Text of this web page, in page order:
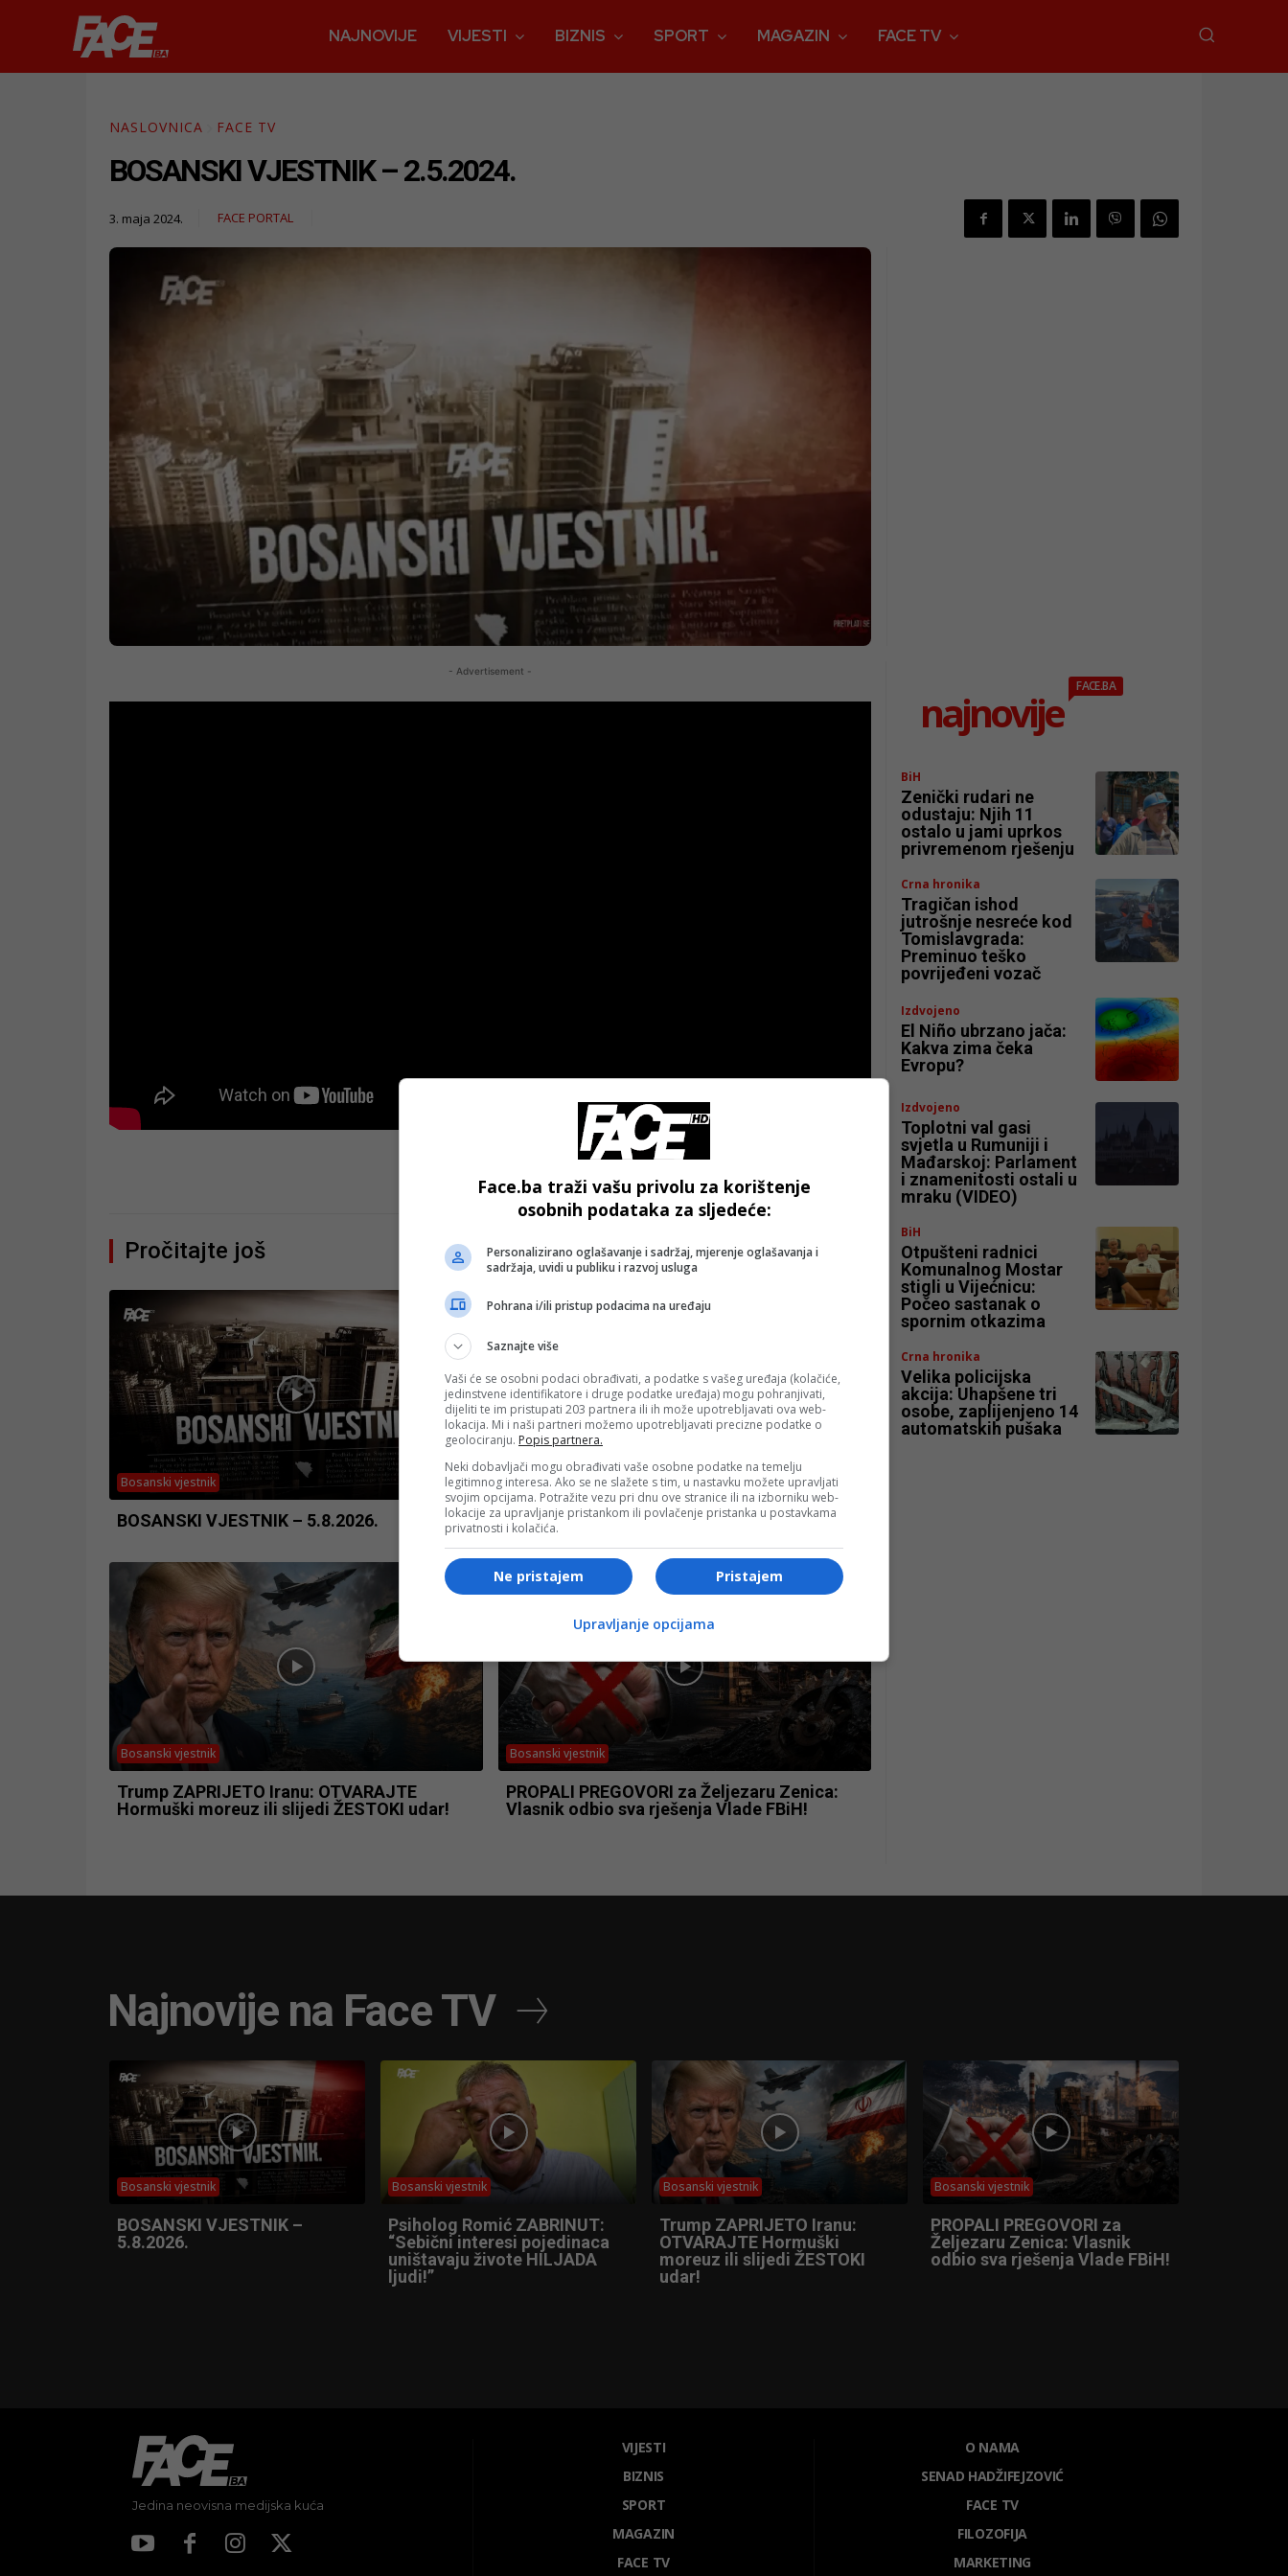
NAJNOVIJE VIJESTI BIZNIS SPORT MAGAZIN FACE TV
NASLOVNICA FACE TV
BOSANSKI VJESTNIK – 2.5.2024.
3. maja 2024. FACE PORTAL
- Advertisement -
Pročitajte još
Bosanski vjestnik
BOSANSKI VJESTNIK – 5.8.2026.
Bosanski vjestnik
Psiholog Romić ZABRINUT: “Sebični interesi
pojedinaca uništavaju živote HILJADA ljudi!”
Bosanski vjestnik
Trump ZAPRIJETO Iranu: OTVARAJTE
Hormuški moreuz ili slijedi ŽESTOKI udar!
Bosanski vjestnik
PROPALI PREGOVORI za Željezaru Zenica:
Vlasnik odbio sva rješenja Vlade FBiH!
najnovije
FACE.BA
BiH
Zenički rudari ne
odustaju: Njih 11
ostalo u jami uprkos
privremenom rješenju
Crna hronika
Tragičan ishod
jutrošnje nesreće kod
Tomislavgrada:
Preminuo teško
povrijeđeni vozač
Izdvojeno
El Niño ubrzano jača:
Kakva zima čeka
Evropu?
Izdvojeno
Toplotni val gasi
svjetla u Rumuniji i
Mađarskoj: Parlament
i znamenitosti ostali u
mraku (VIDEO)
BiH
Otpušteni radnici
Komunalnog Mostar
stigli u Vijećnicu:
Počeo sastanak o
spornim otkazima
Crna hronika
Velika policijska
akcija: Uhapšene tri
osobe, zaplijenjeno 14
automatskih pušaka
Najnovije na Face TV
Bosanski vjestnik
BOSANSKI VJESTNIK –
5.8.2026.
Bosanski vjestnik
Psiholog Romić ZABRINUT:
“Sebični interesi pojedinaca
uništavaju živote HILJADA
ljudi!”
Bosanski vjestnik
Trump ZAPRIJETO Iranu:
OTVARAJTE Hormuški
moreuz ili slijedi ŽESTOKI
udar!
Bosanski vjestnik
PROPALI PREGOVORI za
Željezaru Zenica: Vlasnik
odbio sva rješenja Vlade FBiH!
Jedina neovisna medijska kuća
VIJESTI
BIZNIS
SPORT
MAGAZIN
FACE TV
O NAMA
SENAD HADŽIFEJZOVIĆ
FACE TV
FILOZOFIJA
MARKETING
Face.ba traži vašu privolu za korištenje
osobnih podataka za sljedeće:
Personalizirano oglašavanje i sadržaj, mjerenje oglašavanja i
sadržaja, uvidi u publiku i razvoj usluga
Pohrana i/ili pristup podacima na uređaju
Saznajte više
Vaši će se osobni podaci obrađivati, a podatke s vašeg uređaja (kolačiće,
jedinstvene identifikatore i druge podatke uređaja) mogu pohranjivati,
dijeliti te im pristupati 203 partnera ili ih može upotrebljavati ova web-
lokacija. Mi i naši partneri možemo upotrebljavati precizne podatke o
geolociranju. Popis partnera.
Neki dobavljači mogu obrađivati vaše osobne podatke na temelju
legitimnog interesa. Ako se ne slažete s tim, u nastavku možete upravljati
svojim opcijama. Potražite vezu pri dnu ove stranice ili na izborniku web-
lokacije za upravljanje pristankom ili povlačenje pristanka u postavkama
privatnosti i kolačića.
Pristajem
Ne pristajem
Upravljanje opcijama